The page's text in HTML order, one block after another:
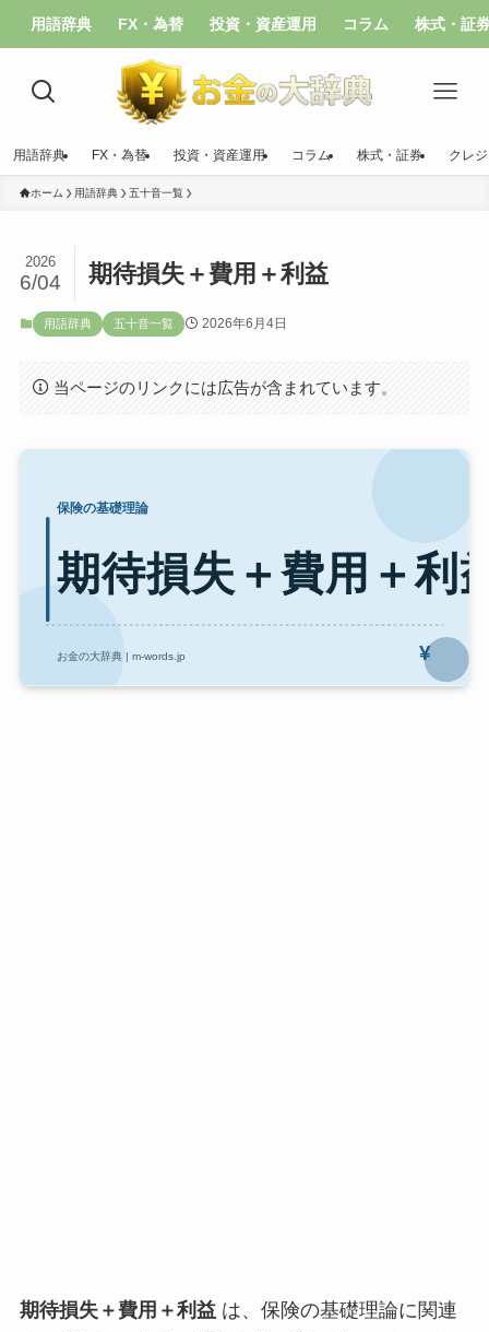
用語辞典 FX・為替 投資・資産運用 コラム 株式・証
用語辞典 FX・為替 投資・資産運用 コラム 株式・証券 クレ
ホーム 用語辞典 五十音一覧
期待損失＋費用＋利益
2026
6/04
用語辞典 五十音一覧 2026年6月4日
当ページのリンクには広告が含まれています。
期待損失＋費用＋利益は、保険の基礎理論に関連